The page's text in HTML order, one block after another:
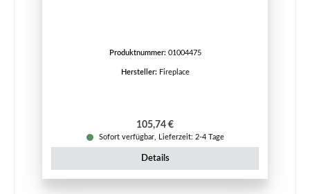
Produktnummer: 01004475
Hersteller: Fireplace
Regulärer Preis:
105,74 €
Sofort verfügbar, Lieferzeit: 2-4 Tage
Details